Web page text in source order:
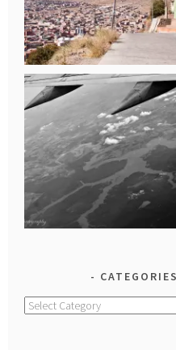
Categories